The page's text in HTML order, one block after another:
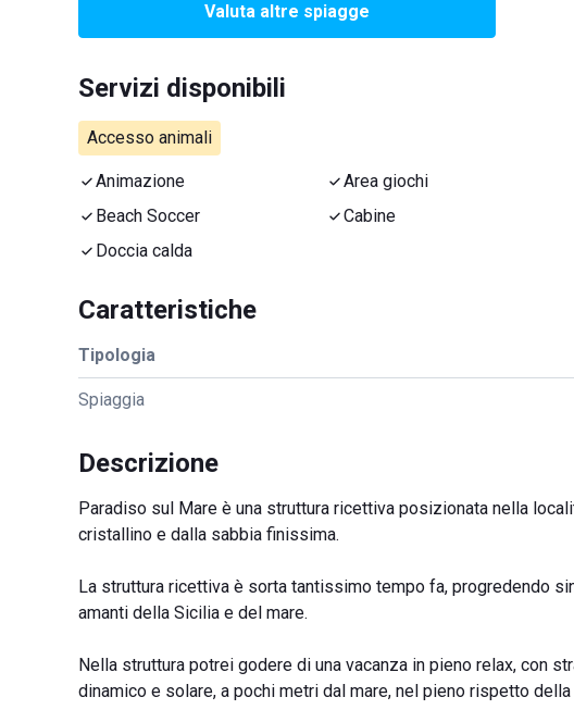
Valuta altre spiagge
Servizi disponibili
Accesso animali
Animazione Area giochi
Beach Soccer
Cabine
Doccia calda
Caratteristiche
Tipologia
Spiaggia
Descrizione
Paradiso sul Mare è una struttura ricettiva posizionata nella
cristallino e dalla sabbia finissima.
La struttura ricettiva è sorta tantissimo tempo fa, progredendo
amanti della Sicilia e del mare.
Nella struttura potrei godere di una vacanza in pieno relax, con
dinamico e solare, a pochi metri dal mare, nel pieno rispetto